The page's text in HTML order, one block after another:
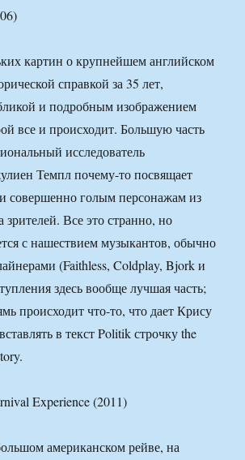
картин о крупнейшем английском
справкой за 35 лет,
и подробным изображением
все и происходит. Большую часть
исследователь
Темпл почему-то посвящает
совершенно голым персонажам из
зрителей. Все это странно, но
с нашествием музыкантов, обычно
(Faithless, Coldplay, Bjork и
здесь вообще лучшая часть;
происходит что-то, что дает Крису
в текст Politik строчку the
Experience (2011)
американском рейве, на